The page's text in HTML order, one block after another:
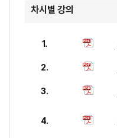
차시별 강의
1.
2.
3.
4.